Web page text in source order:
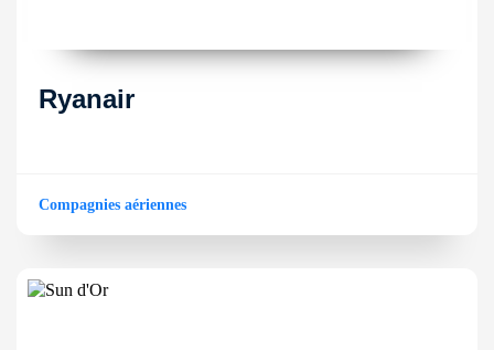
Ryanair
Compagnies aériennes